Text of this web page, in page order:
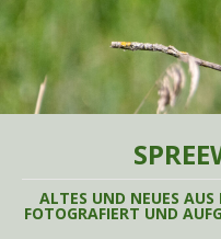
ALTES UND NEUES AUS
FOTOGRAFIERT UND